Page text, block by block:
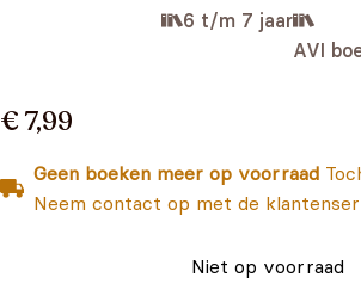
6 t/m 7 jaar
AVI
€ 7,99
Geen boeken meer op voorraad
Neem contact op met de
Niet op voorraad